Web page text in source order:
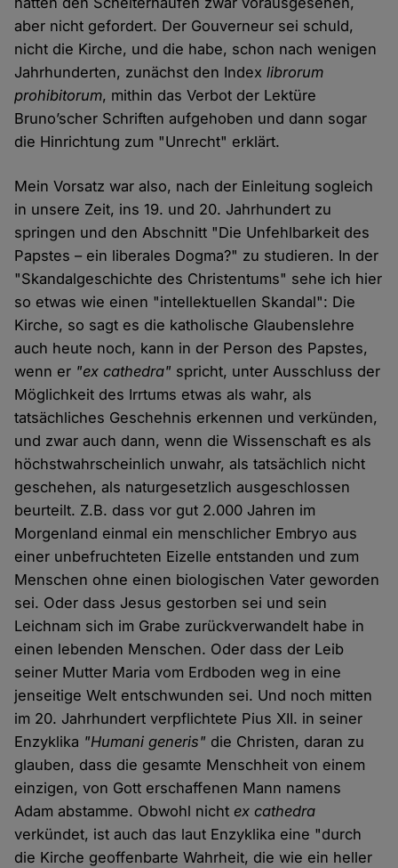
aber nicht gefordert. Der Gouverneur sei schuld,
nicht die Kirche, und die habe, schon nach wenigen
Jahrhunderten, zunächst den Indexlibrorum
prohibitorum, mithin das Verbot der Lektüre
Bruno’scher Schriften aufgehoben und dann sogar
die Hinrichtung zum "Unrecht" erklärt.
Mein Vorsatz war also, nach der Einleitung sogleich
in unsere Zeit, ins 19. und 20. Jahrhundert zu
springen und den Abschnitt "Die Unfehlbarkeit des
Papstes – ein liberales Dogma?" zu studieren. In der
"Skandalgeschichte des Christentums" sehe ich hier
so etwas wie einen "intellektuellen Skandal": Die
Kirche, so sagt es die katholische Glaubenslehre
auch heute noch, kann in der Person des Papstes,
wenn er "ex cathedra" spricht, unter Ausschluss der
Möglichkeit des Irrtums etwas als wahr, als
tatsächliches Geschehnis erkennen und verkünden,
und zwar auch dann, wenn die Wissenschaft es als
höchstwahrscheinlich unwahr, als tatsächlich nicht
geschehen, als naturgesetzlich ausgeschlossen
beurteilt. Z.B. dass vor gut 2.000 Jahren im
Morgenland einmal ein menschlicher Embryo aus
einer unbefruchteten Eizelle entstanden und zum
Menschen ohne einen biologischen Vater geworden
sei. Oder dass Jesus gestorben sei und sein
Leichnam sich im Grabe zurückverwandelt habe in
einen lebenden Menschen. Oder dass der Leib
seiner Mutter Maria vom Erdboden weg in eine
jenseitige Welt entschwunden sei. Und noch mitten
im 20. Jahrhundert verpflichtete Pius XII. in seiner
Enzyklika "Humani generis" die Christen, daran zu
glauben, dass die gesamte Menschheit von einem
einzigen, von Gott erschaffenen Mann namens
Adam abstamme. Obwohl nichtex cathedra
verkündet, ist auch das laut Enzyklika eine "durch
die Kirche geoffenbarte Wahrheit, die wie ein heller